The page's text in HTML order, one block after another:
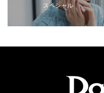
スペシャル